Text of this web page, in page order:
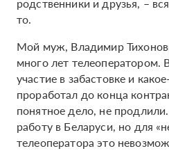
то.
Мой муж, Владимир
много лет телеоператором.
участие в забастовке и
проработал до конца
понятное дело, не
работу в Беларуси, но для
телеоператора это